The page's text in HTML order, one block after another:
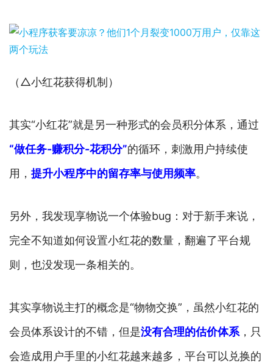
（△小红花获得机制）
其实“小红花”就是另一种形式的会员积分体系，通过
“做任务-赚积分-花积分”的循环，刺激用户持续使
用， 提升小程序中的留存率与使用频率。
另外，我发现享物说一个体验bug：对于新手来说，
完全不知道如何设置小红花的数量，翻遍了平台规
则，也没发现一条相关的。
其实享物说主打的概念是“物物交换”，虽然小红花的
会员体系设计的不错，但是没有合理的估价体系 ，只
会造成用户手里的小红花越来越多，平台可以兑换的